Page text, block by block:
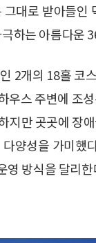
대로 받아들
하는 아름다운
2개의 18홀 코
스 주변에 조
지만 곳곳에 장
양성을 가미했
영 방식을 달리